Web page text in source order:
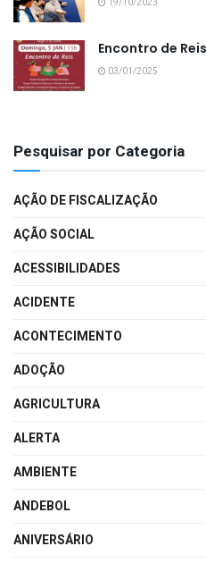
Encontro de
03/01/2025
Pesquisar por Categoria
AÇÃO DE FISCALIZAÇÃO
AÇÃO SOCIAL
ACESSIBILIDADES
ACIDENTE
ACONTECIMENTO
ADOÇÃO
AGRICULTURA
ALERTA
AMBIENTE
ANDEBOL
ANIVERSÁRIO